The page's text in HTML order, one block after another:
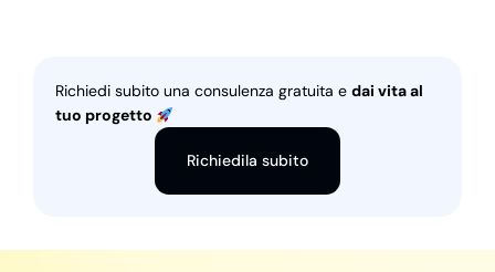
Richiedi subito una consulenza gratuita e dai vita al
tuo progetto
Richiedila subito